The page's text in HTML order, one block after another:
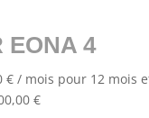
EONA 4
€ / mois pour 12 mois
€